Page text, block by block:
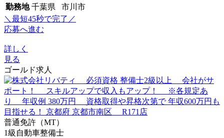
勤務地 千葉県 市川市
＼最短45秒で完了／
応募へ進む
詳しく
見る
ゴールド求人
普通免許（MT）
1級自動車整備士